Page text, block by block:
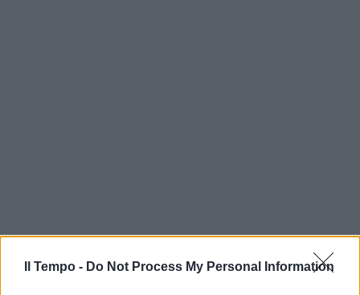
Il Tempo - Do Not Process My Personal Information
In evidenza